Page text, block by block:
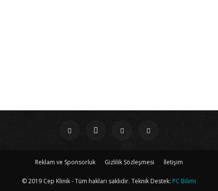
Reklam ve Sponsorluk Gizlilik Sözleşmesi İletişim
© 2019 Cep Klinik - Tüm hakları saklıdır. Teknik Destek: PC Bilimi